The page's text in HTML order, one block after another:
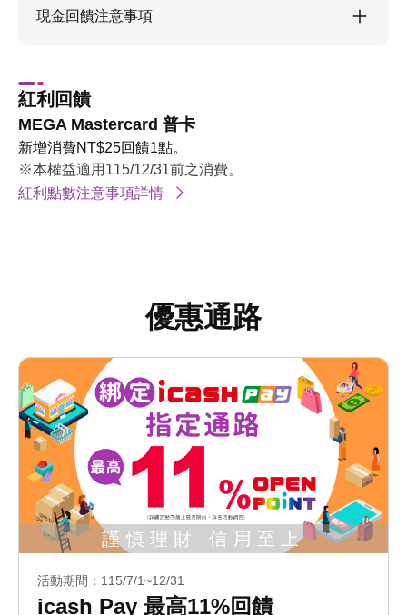
現金回饋注意事項
紅利回饋
MEGA Mastercard 普卡
新增消費NT$25回饋1點。
※本權益適用115/12/31前之消費。
紅利點數注意事項詳情
優惠通路
活動期間：115/7/1~12/31
icash Pay 最高11%回饋